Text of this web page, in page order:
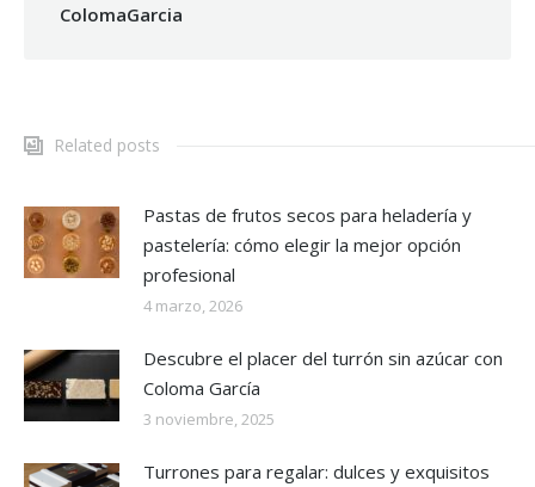
ColomaGarcia
Related posts
Pastas de frutos secos para heladería y
pastelería: cómo elegir la mejor opción
profesional
4 marzo, 2026
Descubre el placer del turrón sin azúcar con
Coloma García
3 noviembre, 2025
Turrones para regalar: dulces y exquisitos